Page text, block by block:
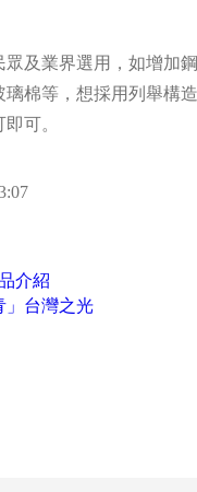
及業界選用，如增加
棉等，想採用列舉構
可。
介紹
」台灣之光